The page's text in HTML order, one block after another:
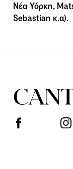
Νέα Υόρκη,
Sebastian κ.α).